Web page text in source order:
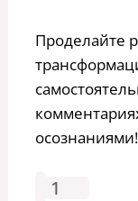
Проделайте
осознаниями!
1